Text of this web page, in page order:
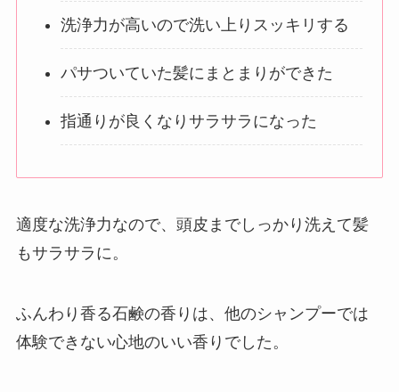
洗浄力が高いので洗い上りスッキリする
パサついていた髪にまとまりができた
指通りが良くなりサラサラになった
適度な洗浄力なので、頭皮までしっかり洗えて髪
もサラサラに。
ふんわり香る石鹸の香りは、他のシャンプーでは
体験できない心地のいい香りでした。